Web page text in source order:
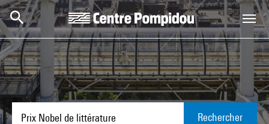
Aller au contenu principal
Centre Pompidou
Rechercher